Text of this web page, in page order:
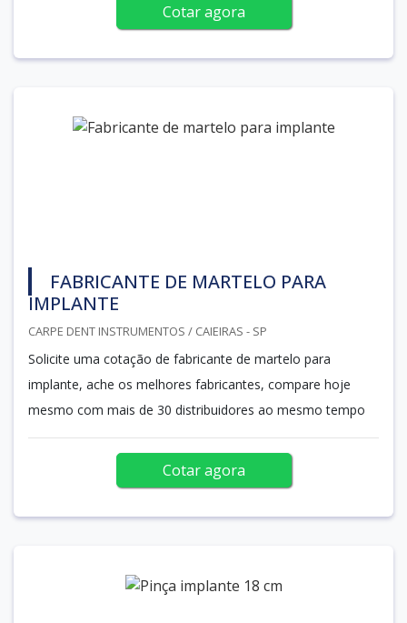
Cotar agora
FABRICANTE DE MARTELO PARA
IMPLANTE
CARPE DENT INSTRUMENTOS / CAIEIRAS - SP
Solicite uma cotação de fabricante de martelo para
implante, ache os melhores fabricantes, compare hoje
mesmo com mais de 30 distribuidores ao mesmo tempo
Cotar agora